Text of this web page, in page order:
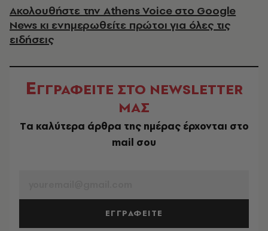
Ακολουθήστε την Athens Voice στο Google
News κι ενημερωθείτε πρώτοι για όλες τις
ειδήσεις
ΕΓΓΡΑΦΕΙΤΕ ΣΤΟ NEWSLETTER
ΜΑΣ
Tα καλύτερα άρθρα της ημέρας έρχονται στο
mail σου
ΕΓΓΡΑΦΕΙΤΕ